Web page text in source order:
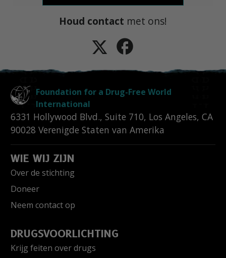
Houd contact met ons!
Foundation for a Drug-Free World
International
6331 Hollywood Blvd., Suite 710, Los Angeles, CA
90028 Verenigde Staten van Amerika
WIE WIJ ZIJN
Over de stichting
Doneer
Neem contact op
DRUGSVOORLICHTING
Krijg feiten over drugs